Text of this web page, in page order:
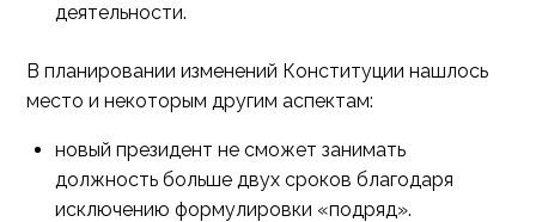
деятельности.
В планировании изменений Конституции нашлось
место и некоторым другим аспектам:
новый президент не сможет занимать
должность больше двух сроков благодаря
исключению формулировки «подряд».